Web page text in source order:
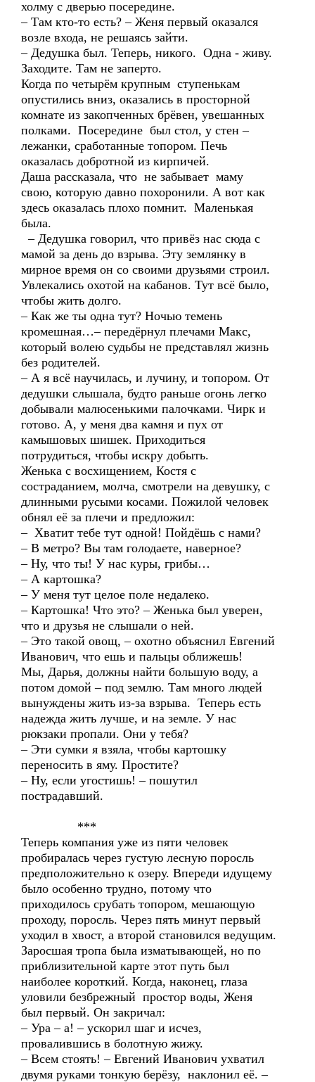
холму с дверью посередине.
– Там кто-то есть? – Женя первый оказался
возле входа, не решаясь зайти.
– Дедушка был. Теперь, никого. Одна - живу.
Заходите. Там не заперто.
Когда по четырём крупным ступенькам
опустились вниз, оказались в просторной
комнате из закопченных брёвен, увешанных
полками. Посередине был стол, у стен –
лежанки, сработанные топором. Печь
оказалась добротной из кирпичей.
Даша рассказала, что не забывает маму
свою, которую давно похоронили. А вот как
здесь оказалась плохо помнит. Маленькая
была.
– Дедушка говорил, что привёз нас сюда с
мамой за день до взрыва. Эту землянку в
мирное время он со своими друзьями строил.
Увлекались охотой на кабанов. Тут всё было,
чтобы жить долго.
– Как же ты одна тут? Ночью темень
кромешная…– передёрнул плечами Макс,
который волею судьбы не представлял жизнь
без родителей.
– А я всё научилась, и лучину, и топором. От
дедушки слышала, будто раньше огонь легко
добывали малюсенькими палочками. Чирк и
готово. А, у меня два камня и пух от
камышовых шишек. Приходиться
потрудиться, чтобы искру добыть.
Женька с восхищением, Костя с
состраданием, молча, смотрели на девушку, с
длинными русыми косами. Пожилой человек
обнял её за плечи и предложил:
– Хватит тебе тут одной! Пойдёшь с нами?
– В метро? Вы там голодаете, наверное?
– Ну, что ты! У нас куры, грибы…
– А картошка?
– У меня тут целое поле недалеко.
– Картошка! Что это? – Женька был уверен,
что и друзья не слышали о ней.
– Это такой овощ, – охотно объяснил Евгений
Иванович, что ешь и пальцы оближешь!
Мы, Дарья, должны найти большую воду, а
потом домой – под землю. Там много людей
вынуждены жить из-за взрыва. Теперь есть
надежда жить лучше, и на земле. У нас
рюкзаки пропали. Они у тебя?
– Эти сумки я взяла, чтобы картошку
переносить в яму. Простите?
– Ну, если угостишь! – пошутил
пострадавший.
***
Теперь компания уже из пяти человек
пробиралась через густую лесную поросль
предположительно к озеру. Впереди идущему
было особенно трудно, потому что
приходилось срубать топором, мешающую
проходу, поросль. Через пять минут первый
уходил в хвост, а второй становился ведущим.
Заросшая тропа была изматывающей, но по
приблизительной карте этот путь был
наиболее короткий. Когда, наконец, глаза
уловили безбрежный простор воды, Женя
был первый. Он закричал:
– Ура – а! – ускорил шаг и исчез,
провалившись в болотную жижу.
– Всем стоять! – Евгений Иванович ухватил
двумя руками тонкую берёзу, наклонил её. –